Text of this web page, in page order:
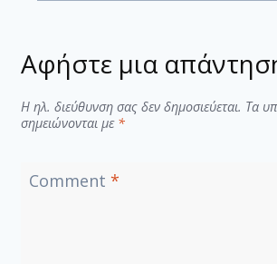
Αφήστε μια
Η ηλ. διεύθυνση σας δεν δημοσιεύεται. Τα
σημειώνονται με *
Comment *